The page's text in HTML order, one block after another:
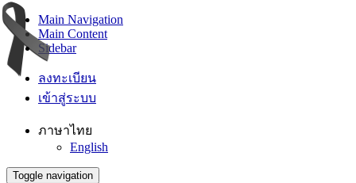
Main Navigation
Main Content
Sidebar
ลงทะเบียน
เข้าสู่ระบบ
ภาษาไทย
English
Toggle navigation